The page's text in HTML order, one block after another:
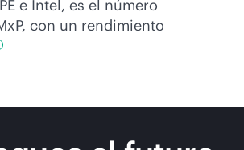
e Intel, es el número
con un rendimiento